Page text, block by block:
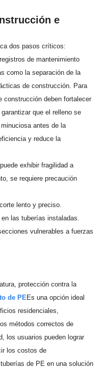
e
dos pasos críticos:
de mantenimiento
como la separación de la
de construcción. Para
construcción deben fortalecer
que el relleno se
antes de la
y reduce la
exhibir fragilidad a
se requiere precaución
lento y preciso.
las tuberías instaladas.
vulnerables a fuerzas
protección contra la
de PEEs una opción ideal
residenciales,
métodos correctos de
los usuarios pueden lograr
los costos de
de PE en una solución